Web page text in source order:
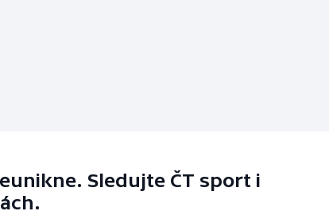
Sledujte ČT sport i